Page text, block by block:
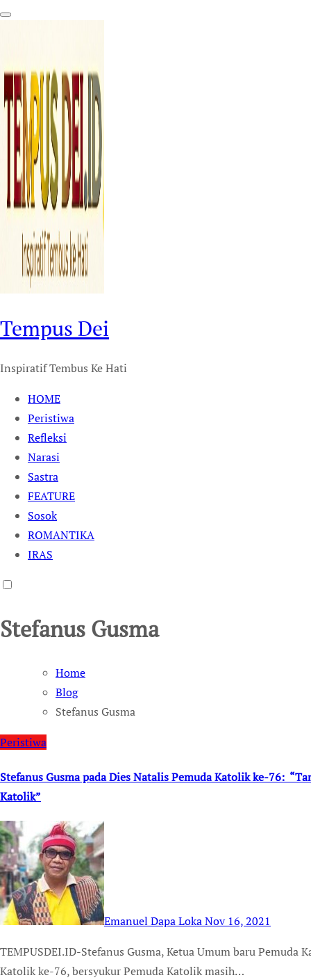
Tempus Dei
Inspiratif Tembus Ke Hati
HOME
Peristiwa
Refleksi
Narasi
Sastra
FEATURE
Sosok
ROMANTIKA
IRAS
Stefanus Gusma
Home
Blog
Stefanus Gusma
Peristiwa
Stefanus Gusma pada Dies Natalis Pemuda Katolik ke-76:
Katolik”
Emanuel Dapa LokaNov 16, 2021
TEMPUSDEI.ID-Stefanus Gusma, Ketua Umum baru Pemuda Katolik (2021-2024) pada Dies Natalis Pemuda
Katolik ke-76, bersyukur Pemuda Katolik masih…